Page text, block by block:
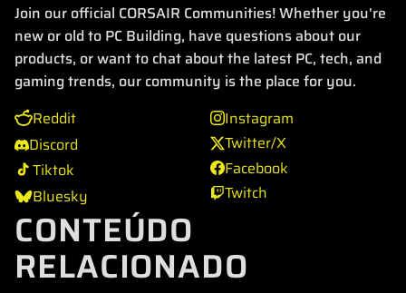
Join our official CORSAIR Communities! Whether you're
new or old to PC Building, have questions about our
products, or want to chat about the latest PC, tech, and
gaming trends, our community is the place for you.
Reddit
Discord
Tiktok
Bluesky
Instagram
Twitter/X
Facebook
Twitch
CONTEÚDO
RELACIONADO